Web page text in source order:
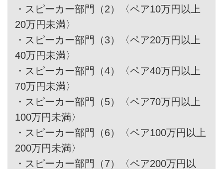
・ スピーカー部門（2）〈ペア10万円以上
20万円未満〉
・ スピーカー部門（3）〈ペア20万円以上
40万円未満〉
・ スピーカー部門（4）〈ペア40万円以上
70万円未満〉
・ スピーカー部門（5）〈ペア70万円以上
100万円未満〉
・ スピーカー部門（6）〈ペア100万円以上
200万円未満〉
・ スピーカー部門（7）〈ペア200万円以